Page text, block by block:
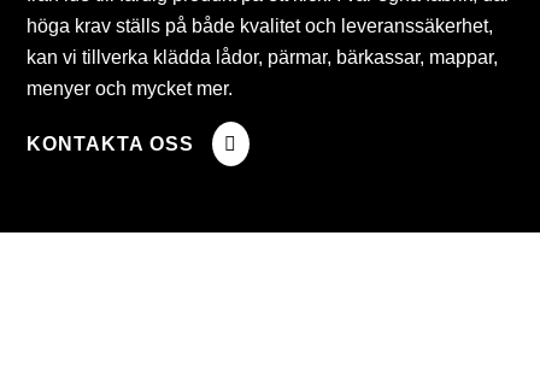
höga krav ställs på både kvalitet och leveranssäkerhet,
kan vi tillverka klädda lådor, pärmar, bärkassar, mappar,
menyer och mycket mer.
KONTAKTA OSS